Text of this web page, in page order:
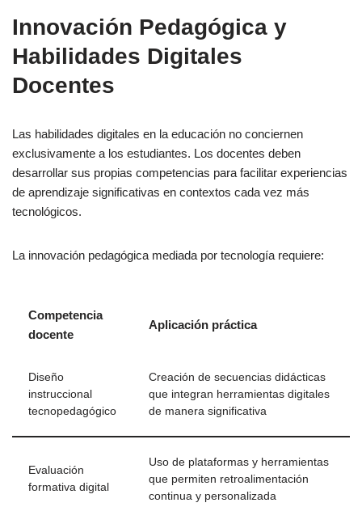
Innovación Pedagógica y
Habilidades Digitales
Docentes
Las habilidades digitales en la educación no conciernen
exclusivamente a los estudiantes. Los docentes deben
desarrollar sus propias competencias para facilitar experiencias
de aprendizaje significativas en contextos cada vez más
tecnológicos.
La innovación pedagógica mediada por tecnología requiere:
Competencia
docente
Aplicación práctica
Diseño
instruccional
tecnopedagógico
Creación de secuencias didácticas
que integran herramientas digitales
de manera significativa
Evaluación
formativa digital
Uso de plataformas y herramientas
que permiten retroalimentación
continua y personalizada